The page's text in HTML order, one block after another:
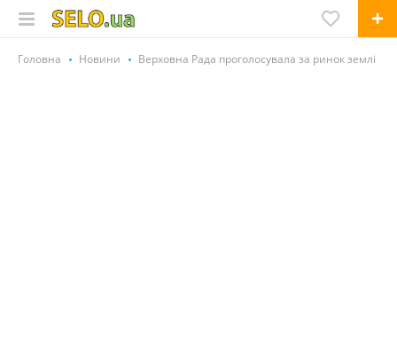
Головна Новини Верховна Рада проголосувала за ринок землі